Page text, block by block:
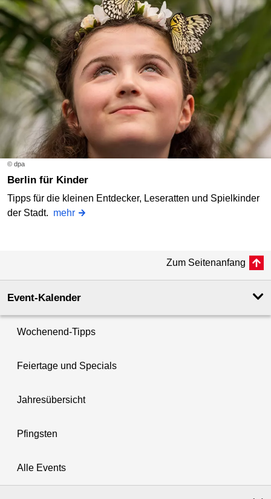
© dpa
Berlin für Kinder
Tipps für die kleinen Entdecker, Leseratten und Spielkinder
der Stadt. mehr
Zum Seitenanfang
Event-Kalender
Wochenend-Tipps
Feiertage und Specials
Jahresübersicht
Pfingsten
Alle Events